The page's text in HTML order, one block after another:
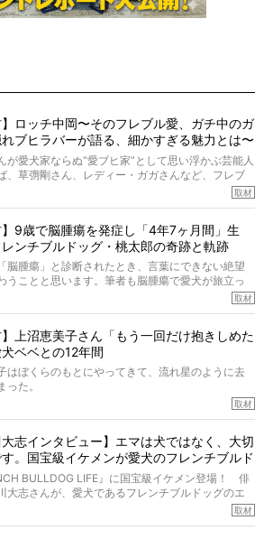
】ロッチ中岡〜そのフレブル愛、ガチ中のガ
ブヒラバーが語る、細かすぎる魅力とは〜
が愛犬家ならぬ“愛ブヒ家”として思い浮かぶ芸能人
、草彅剛さん、レディー・ガガさんなど、フレブ
ている方が多いと思います。が、ロッチ中岡さん
スタグラムを覗くと、たくさんのフレブルアカウ
ォローされていて、わが『FRENCH BULLDOG
デルのnicoやトーラスも、その中の一頭。
岡さんに、フレブルの魅力を語っていただきまし
ブヒ愛っぷりは、思ってた以上！ ガチ中のガチ
取材
】9歳で脳腫瘍を発症し「4年7ヶ月間」生
ンチブルドッグ・桃太郎の奇跡と軌跡
脳腫瘍」と診断されたとき、言葉にできない絶望
うことと思います。筆者も脳腫瘍で愛犬が旅立っ
。だからこそ、どれほど厄介で困難な病気かを理
、フレンチブルドッグの桃太郎は9歳で脳腫瘍を発
んと4年7ヶ月間も生き抜いたのです。旅立ったと
は13歳と11ヶ月、レジェンド級のレジェンドでし
には、治療後3年間は一度も発作が起きなかったと
。
はフレンチブルドッグだけでなく、脳腫瘍と闘う
ーナーである佐藤さんご夫婦に、治療の選択やケ
て詳しくお話しをうかがいました。
取材
】上沼恵美子さん「もう一回だけ抱きしめた
ベベとの12年間
はぼくらのもとにやってきて、流れ星のように去
った。
いと思う。
みをいますぐ解消することはできないが、話をき
いたり笑ったりするのもいいだろう。
だった、こんなにいい子だった、ほんとうに愛し
。
上沼恵美子さんのご自宅へ伺って、お話をきこう
。
取材
大志インタビュー】エマは犬ではなく、大切
。国宝級イケメンが愛犬のフレンチブルド
一緒に登場
BULLDOG LIFE』に国宝級イケメン登場！ 俳
大志さんが、愛犬であるフレンチブルドッグのエ
（2歳の女の子）にメロメロとの情報を聞きつけ、
取材